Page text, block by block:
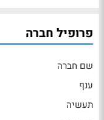
פרופיל חברה
שם חברה
ענף
תעשיה